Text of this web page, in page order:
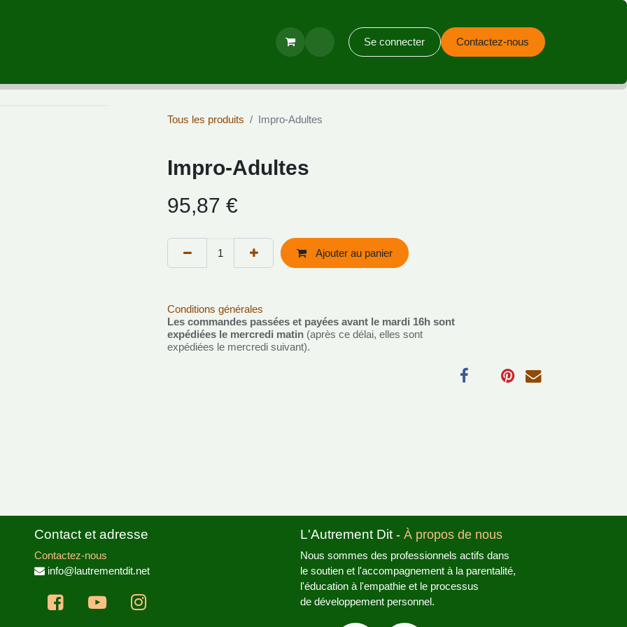
Se connecter Contactez-nous
Tous les produits Impro-Adultes
Impro-Adultes
95,87 €
Ajouter au panier
Conditions générales
Les commandes passées et payées avant le mardi 16h sont
expédiées le mercredi matin (après ce délai, elles sont
expédiées le mercredi suivant).
Contact et adresse
Contactez-nous
info@lautrementdit.net
L'Autrement Dit - À propos de nous
Nous sommes des professionnels actifs dans
le soutien et l'accompagnement à la parentalité,
l'éducation à l'empathie et le processus
de développement personnel.